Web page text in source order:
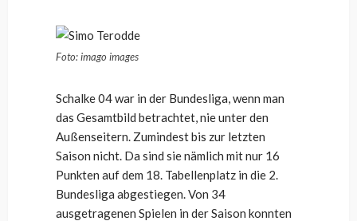
Foto: imago images
Schalke 04 war in der Bundesliga, wenn man
das Gesamtbild betrachtet, nie unter den
Außenseitern. Zumindest bis zur letzten
Saison nicht. Da sind sie nämlich mit nur 16
Punkten auf dem 18. Tabellenplatz in die 2.
Bundesliga abgestiegen. Von 34
ausgetragenen Spielen in der Saison konnten